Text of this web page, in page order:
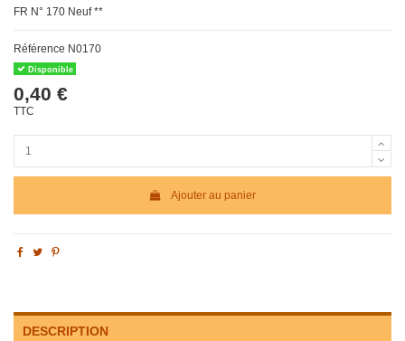
FR N° 170 Neuf **
Référence N0170
Disponible
0,40 €
TTC
Ajouter au panier
DESCRIPTION